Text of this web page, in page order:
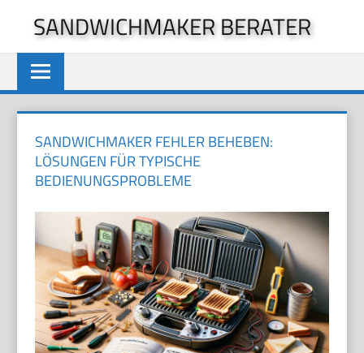
springen
SANDWICHMAKER BERATER
SANDWICHMAKER FEHLER BEHEBEN:
LÖSUNGEN FÜR TYPISCHE
BEDIENUNGSPROBLEME